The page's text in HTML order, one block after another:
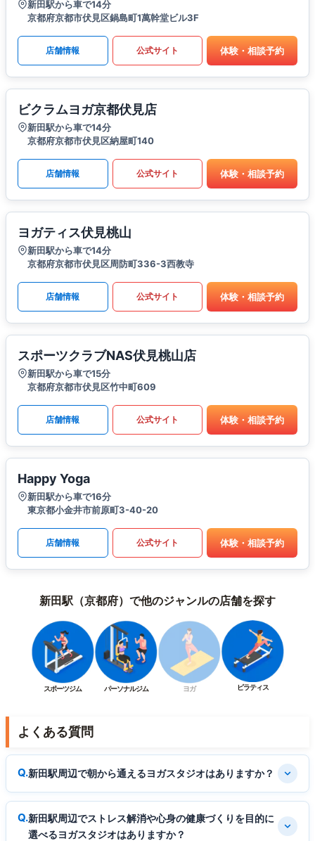
新田駅から車で14分
京都府京都市伏見区鍋島町1萬幹堂ビル3F
店舗情報 公式サイト 体験・相談予約
ビクラムヨガ京都伏見店
新田駅から車で14分
京都府京都市伏見区納屋町140
店舗情報 公式サイト 体験・相談予約
ヨガティス伏見桃山
新田駅から車で14分
京都府京都市伏見区周防町336-3西教寺
店舗情報 公式サイト 体験・相談予約
スポーツクラブNAS伏見桃山店
新田駅から車で15分
京都府京都市伏見区竹中町609
店舗情報 公式サイト 体験・相談予約
Happy Yoga
新田駅から車で16分
東京都小金井市前原町3-40-20
店舗情報 公式サイト 体験・相談予約
新田駅（京都府）で他のジャンルの店舗を探す
スポーツジム パーソナルジム ヨガ ピラティス
よくある質問
新田駅周辺で朝から通えるヨガスタジオはありますか？
新田駅周辺でストレス解消や心身の健康づくりを目的に
選べるヨガスタジオはありますか？